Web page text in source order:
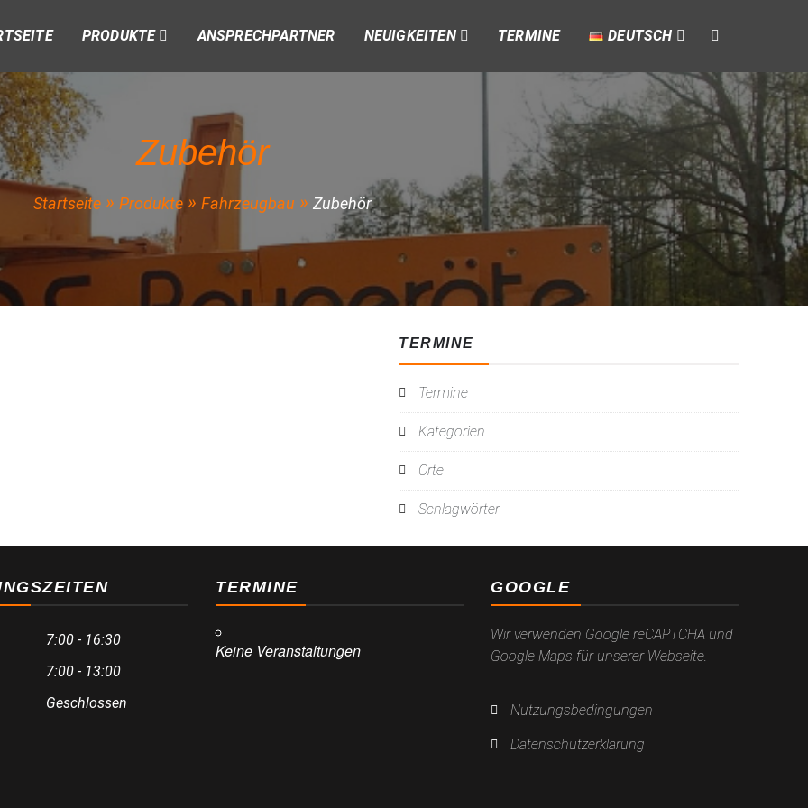
PRODUKTE ANSPRECHPARTNER NEUIGKEITEN TERMINE DEUTSCH
Zubehör
Startseite Produkte Fahrzeugbau Zubehör
TERMINE
Termine
Kategorien
Orte
Schlagwörter
7:00 - 16:30
7:00 - 13:00
Geschlossen
TERMINE
Keine Veranstaltungen
GOOGLE
Wir verwenden Google reCAPTCHA und
Google Maps für unserer Webseite.
Nutzungsbedingungen
Datenschutzerklärung